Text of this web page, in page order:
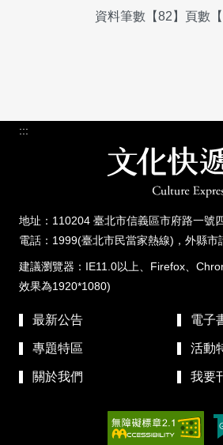
資料筆數【82】頁數【
:::
地址：110204 臺北市信義區市府路一號
電話：1999(臺北市民當家熱線)，外縣
建議瀏覽器：IE11.0以上、Firefox、
效果為1920*1080)
最新公告 電子
專題特區 活動
關於我們 我要